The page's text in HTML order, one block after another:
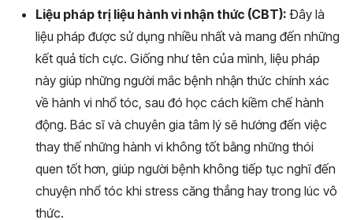
Liệu pháp trị liệu hành vi nhận thức (CBT): Đây là
liệu pháp được sử dụng nhiều nhất và mang đến những
kết quả tích cực. Giống như tên của mình, liệu pháp
này giúp những người mắc bệnh nhận thức chính xác
về hành vi nhổ tóc, sau đó học cách kiềm chế hành
động. Bác sĩ và chuyên gia tâm lý sẽ hướng đến việc
thay thế những hành vi không tốt bằng những thói
quen tốt hơn, giúp người bệnh không tiếp tục nghĩ đến
chuyện nhổ tóc khi stress căng thẳng hay trong lúc vô
thức.